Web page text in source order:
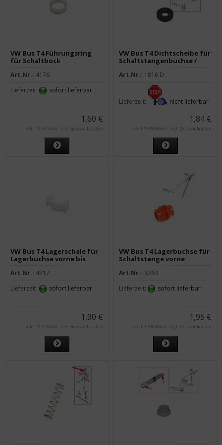
VW Bus T4 Führungsring
für Schaltbock
Art.Nr.: 4176
Lieferzeit:
sofort lieferbar
1,60 €
inkl. 19 % MwSt. zzgl. Versandkosten
VW Bus T4 Dichtscheibe für
Schaltstangenbuchse /
Art.Nr.: 1816.D
Lieferzeit: nicht lieferbar
1,84 €
inkl. 19 % MwSt. zzgl. Versandkosten
VW Bus T4 Lagerschale für
Lagerbuchse vorne bis
Art.Nr.: 4217
Lieferzeit:
sofort lieferbar
1,90 €
inkl. 19 % MwSt. zzgl. Versandkosten
VW Bus T4 Lagerbuchse für
Schaltstange vorne
Art.Nr.: 3263
Lieferzeit:
sofort lieferbar
1,95 €
inkl. 19 % MwSt. zzgl. Versandkosten